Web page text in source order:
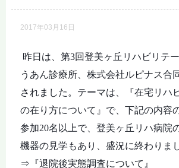
2017年03月16日
昨日は、第3回登美ヶ丘リハビリテ
うあん診療所、株式会社ルピナス合
されました。テーマは、『在宅リハ
の在り方について』で、下記の内容
参加20名以上で、登美ヶ丘リハ病院
機器の見学もあり、盛況に終わりま
⇒『退院後実態調査について』